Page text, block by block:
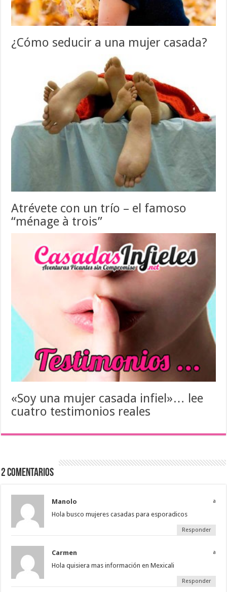
¿Cómo seducir a una mujer casada?
Atrévete con un trío – el famoso
“ménage à trois”
«Soy una mujer casada infiel»… lee
cuatro testimonios reales
2 comentarios
Manolo a
Hola busco mujeres casadas para esporadicos
Responder
Carmen a
Hola quisiera mas información en Mexicali
Responder